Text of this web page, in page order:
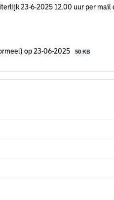
23-6-2025 12.00 uur per mail
op 23-06-2025 50 KB